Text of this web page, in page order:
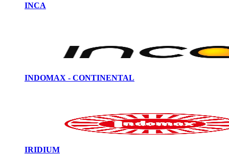
INCA
INDOMAX - CONTINENTAL
IRIDIUM